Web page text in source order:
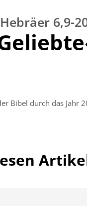
Hebräer 6,9-
Bibel durch das Jahr